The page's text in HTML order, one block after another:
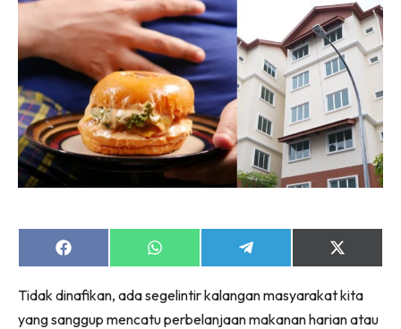
Bilik Air
Bilik Tidur
Dapur
Ruang Makan
Make Over
Bilik Air
Bilik Tidur
Dapur
Ruang Tamu
Menarik Lagi
Casa Impiana
Impiana Makeover
Share
on
Share
on
Share
on
Share
on
(Twitter)
Tidak dinafikan, ada segelintir kalangan masyarakat kita
yang sanggup mencatu perbelanjaan makanan harian atau